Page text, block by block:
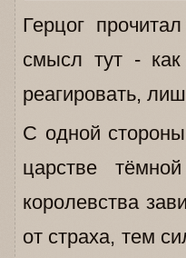
Герцог
смысл тут -
реагировать,
С одной
царстве
королевства
от страха, тем